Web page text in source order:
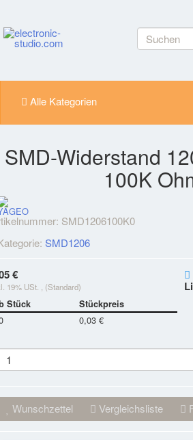
Alle Kategorien
SMD-Widerstand
100K
SMD1206100K0
SMD1206
€
19% USt. , (Standard)
Stück Stückpreis
0,03 €
Wunschzettel Vergleichsliste